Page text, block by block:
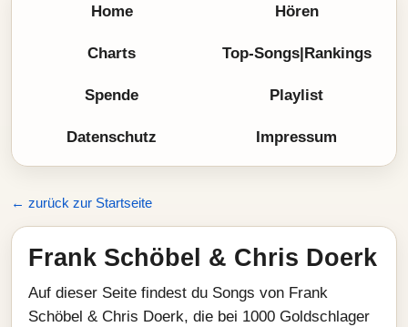
Home Hören
Charts Top-Songs|Rankings
Spende Playlist
Datenschutz Impressum
← zurück zur Startseite
Frank Schöbel & Chris Doerk
Auf dieser Seite findest du Songs von Frank
Schöbel & Chris Doerk, die bei 1000 Goldschlager